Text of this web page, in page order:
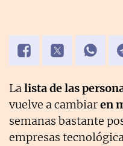
Lalista de las
vuelve a cambiaren
semanas bastante
empresas